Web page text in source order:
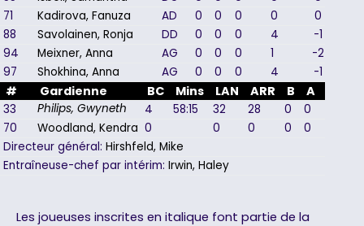
71
Kadirova, Fanuza AD 0 0 0 0
0
88
Savolainen, Ronja DD 0 0 0 4
-1
94
Meixner, Anna AG 0 0 0 1
-2
97
Shokhina, Anna AG 0 0 0 4 -1
# Gardienne BC Mins LAN ARR B A
33 Philips, Gwyneth 4 58:15 32 28 0 0
70
Woodland, Kendra 0 0 0 0 0
Directeur général: Hirshfeld, Mike
Entraîneuse-chef par intérim: Irwin, Haley
Les joueuses inscrites en italique font partie de la